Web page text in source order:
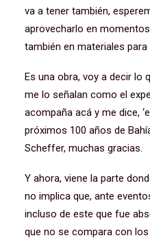
va a tener también,
aprovecharlo en
también en materiales para
Es una obra, voy a decir lo
me lo señalan como el
acompaña acá y me dice,
próximos 100 años de
Scheffer, muchas gracias.
Y ahora, viene la parte
no implica que, ante
incluso de este que fue
que no se compara con